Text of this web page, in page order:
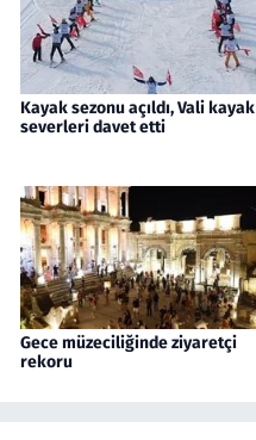
Kayak sezonu açıldı, Vali kayak
severleri davet etti
Gece müzeciliğinde ziyaretçi
rekoru